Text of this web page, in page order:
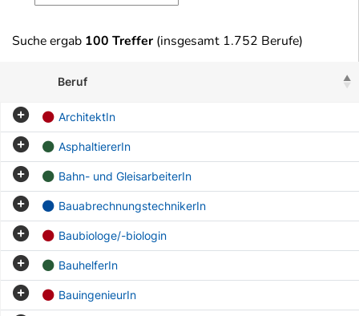
Suche ergab 100 Treffer (insgesamt 1.752 Berufe)
Beruf
ArchitektIn
AsphaltiererIn
Bahn- und GleisarbeiterIn
BauabrechnungstechnikerIn
Baubiologe/-biologin
BauhelferIn
BauingenieurIn